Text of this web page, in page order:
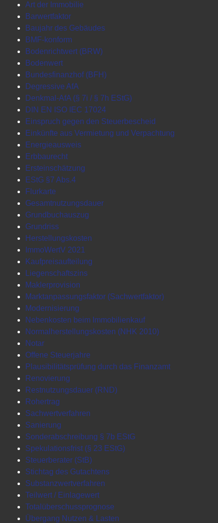
Art der Immobilie
Barwertfaktor
Baujahr des Gebäudes
BMF-konform
Bodenrichtwert (BRW)
Bodenwert
Bundesfinanzhof (BFH)
Degressive AfA
Denkmal-AfA (§ 7i / § 7h EStG)
DIN EN ISO IEC 17024
Einspruch gegen den Steuerbescheid
Einkünfte aus Vermietung und Verpachtung
Energieausweis
Erbbaurecht
Ersteinschätzung
EStG §7 Abs.4
Flurkarte
Gesamtnutzungsdauer
Grundbuchauszug
Grundriss
Herstellungskosten
ImmoWertV 2021
Kaufpreisaufteilung
Liegenschaftszins
Maklerprovision
Marktanpassungsfaktor (Sachwertfaktor)
Modernisierung
Nebenkosten beim Immobilienkauf
Normalherstellungskosten (NHK 2010)
Notar
Offene Steuerjahre
Plausibilitätsprüfung durch das Finanzamt
Renovierung
Restnutzungsdauer (RND)
Rohertrag
Sachwertverfahren
Sanierung
Sonderabschreibung § 7b EStG
Spekulationsfrist (§ 23 EStG)
Steuerberater (StB)
Stichtag des Gutachtens
Substanzwertverfahren
Teilwert / Einlagewert
Totalüberschussprognose
Übergang Nutzen & Lasten